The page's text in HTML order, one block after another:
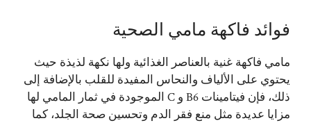
فوائد فاكهة مامي الصحية
مامي فاكهة غنية بالعناصر الغذائية ولها نكهة لذيذة حيث
يحتوي على الألياف والنحاس المفيدة للقلب بالإضافة إلى
ذلك، فإن فيتامينات B6 و C الموجودة في ثمار المامي لها
مزايا عديدة مثل منع فقر الدم وتحسين صحة الجلد، كما